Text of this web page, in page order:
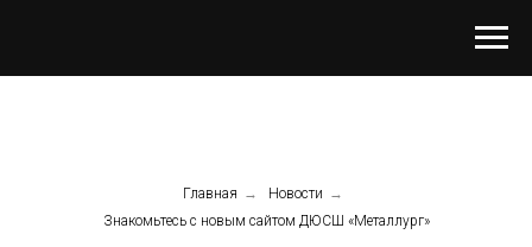
Главная → Новости →
Знакомьтесь с новым сайтом ДЮСШ «Металлург»